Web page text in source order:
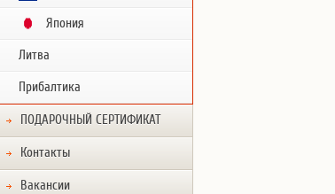
Япония
Литва
Прибалтика
ПОДАРОЧНЫЙ СЕРТИФИКАТ
Контакты
Вакансии